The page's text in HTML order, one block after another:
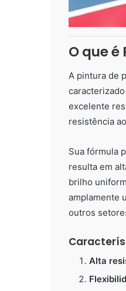
O que
A pintura de
excelente
resistência
Sua fórmula
resulta em
brilho
amplamente
outros
Alta